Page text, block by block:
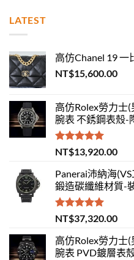
LATEST
高仿Chanel 19
NT$15,600.00
高仿Rolex勞力士
腕表 不銹鋼表殼-
評分5.00
滿分 5
NT$13,920.00
Panerai沛納海
鍛造碳纖維材質-
評分5.00
滿分 5
NT$37,320.00
高仿Rolex勞力士(
腕表 PVD鍍層表